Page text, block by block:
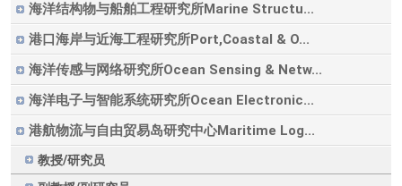
海洋结构物与船舶工程研究所Marine Structu...
港口海岸与近海工程研究所Port,Coastal & O...
海洋传感与网络研究所Ocean Sensing & Netw...
海洋电子与智能系统研究所Ocean Electronic...
港航物流与自由贸易岛研究中心Maritime Log...
教授/研究员